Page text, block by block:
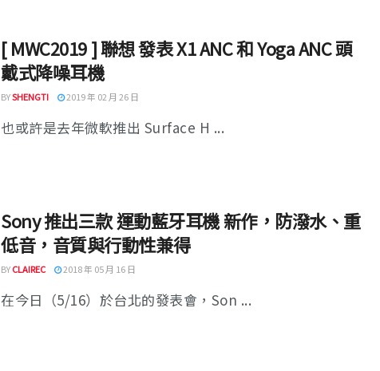
[ MWC2019 ] 聯想 發表 X1 ANC 和 Yoga ANC 頭
戴式降噪耳機
BYSHENGTI 2019 年 02 月 26 日
也或許是去年微軟推出 Surface H ...
Sony 推出三款 運動藍牙耳機 新作，防潑水、重
低音，音質與行動性兼得
BYCLAIREC 2018 年 05 月 16 日
在今日（5/16）於台北的發表會，Son ...